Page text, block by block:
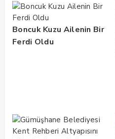
Boncuk Kuzu Ailenin Bir
Ferdi Oldu